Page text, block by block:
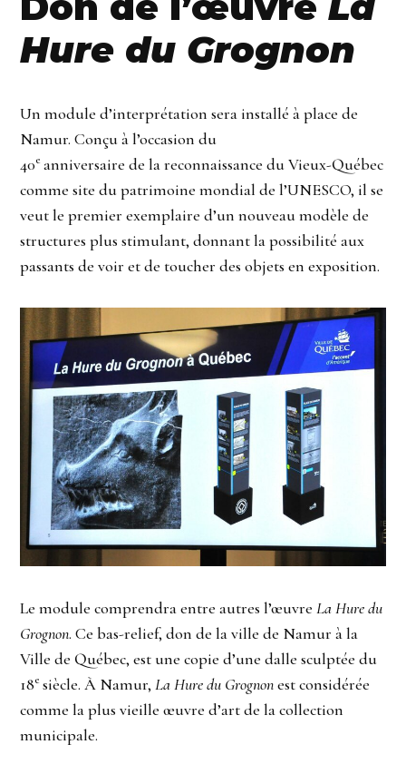
Hure du Grognon
Un module d’interprétation sera installé à place de
Namur. Conçu à l’occasion du
40e anniversaire de la reconnaissance du Vieux-Québec
comme site du patrimoine mondial de l’UNESCO, il se
veut le premier exemplaire d’un nouveau modèle de
structures plus stimulant, donnant la possibilité aux
passants de voir et de toucher des objets en exposition.
Le module comprendra entre autres l’œuvreLa Hure du
Grognon. Ce bas-relief, don de la ville de Namur à la
Ville de Québec, est une copie d’une dalle sculptée du
18e siècle. À Namur,La Hure du Grognonest considérée
comme la plus vieille œuvre d’art de la collection
municipale.